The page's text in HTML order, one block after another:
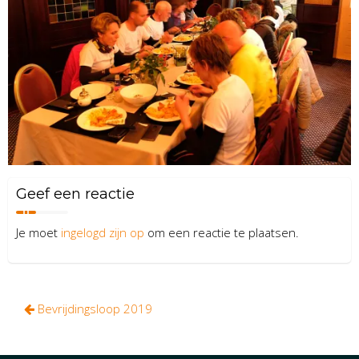
Geef een reactie
Je moet ingelogd zijn op om een reactie te plaatsen.
Bericht
Bevrijdingsloop 2019